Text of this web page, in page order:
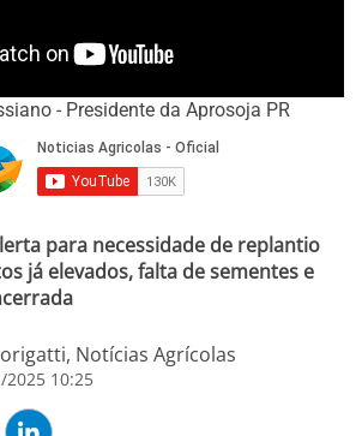
- Presidente da Aprosoja PR
para necessidade de replantio
já elevados, falta de sementes e
Notícias Agrícolas
10:25